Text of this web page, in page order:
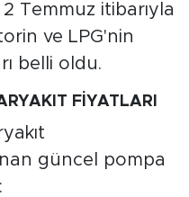
Temmuz itibarıyla
ve LPG'nin
belli oldu.
FİYATLARI
güncel pompa